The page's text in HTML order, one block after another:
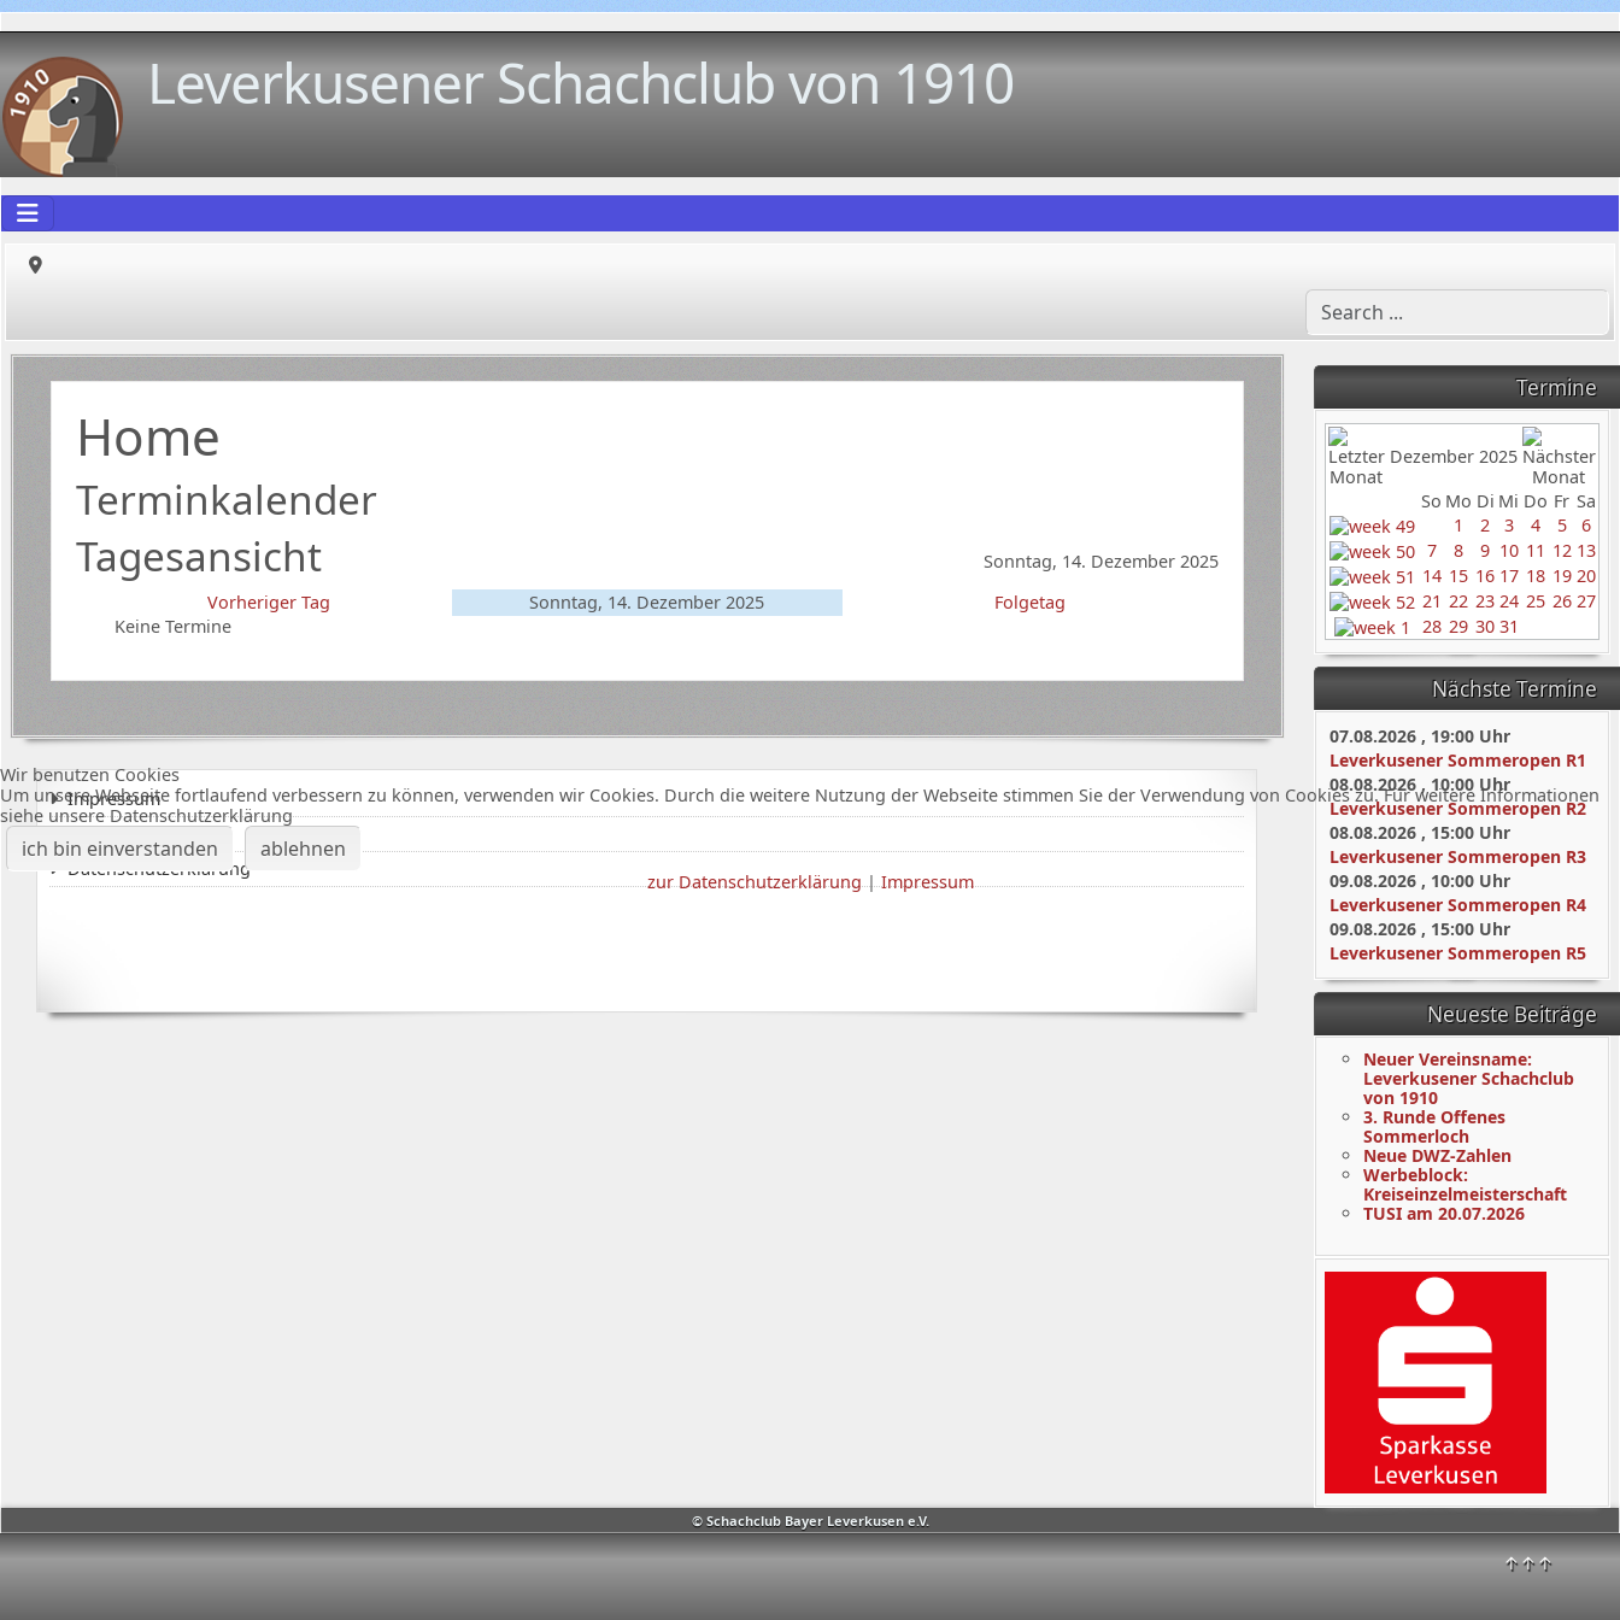
Leverkusener Schachclub von 1910
© Schachclub Bayer Leverkusen e.V.
↑↑↑
Termine
Dezember 2025
So Mo Di Mi Do Fr Sa
1
2 3 4 5
6
7
8 9 10 11 12 13
14 15 16 17 18 19 20
21 22 23 24 25 26 27
28 29 30 31
Nächste Termine
07.08.2026, 19:00Uhr
Leverkusener Sommeropen R1
08.08.2026, 10:00Uhr
Leverkusener Sommeropen R2
08.08.2026, 15:00Uhr
Leverkusener Sommeropen R3
09.08.2026, 10:00Uhr
Leverkusener Sommeropen R4
09.08.2026, 15:00Uhr
Leverkusener Sommeropen R5
Neueste Beiträge
Neuer Vereinsname:
Leverkusener Schachclub
von 1910
3. Runde Offenes
Sommerloch
Neue DWZ-Zahlen
Werbeblock:
Kreiseinzelmeisterschaft
TUSI am 20.07.2026
Home
Terminkalender
Tagesansicht
Sonntag, 14. Dezember 2025
Vorheriger Tag
Sonntag, 14. Dezember 2025
Folgetag
Keine Termine
Impressum
Karte Bürgerhalle
Datenschutzerklärung
Wir benutzen Cookies
Um unsere Webseite fortlaufend verbessern zu können, verwenden wir Cookies. Durch die weitere Nutzung der Webseite stimmen Sie der Verwendung von Cookies zu. Für weitere Informationen
siehe unsere Datenschutzerklärung
ich bin einverstanden ablehnen
zur Datenschutzerklärung|Impressum